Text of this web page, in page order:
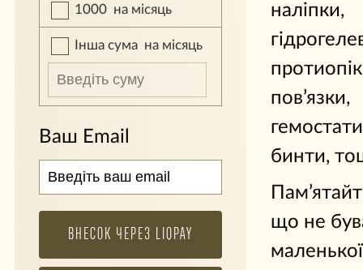
наліпки,
пов’язки,
бинти,
що не
маленької
1000 на місяць
Інша сума на місяць
Ваш Email
ВНЕСОК ЧЕРЕЗ LIQPAY